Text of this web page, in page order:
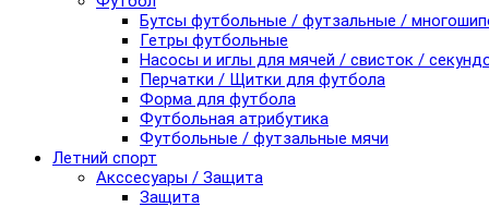
Бутсы футбольные / футзальные /
Гетры футбольные
Насосы и иглы для мячей / свисток /
Перчатки / Щитки для футбола
Форма для футбола
Футбольная атрибутика
Футбольные / футзальные мячи
Летний спорт
Акссесуары / Защита
Защита